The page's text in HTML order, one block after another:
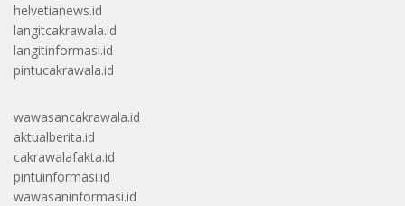
helvetianews.id
langitcakrawala.id
langitinformasi.id
pintucakrawala.id
wawasancakrawala.id
aktualberita.id
cakrawalafakta.id
pintuinformasi.id
wawasaninformasi.id